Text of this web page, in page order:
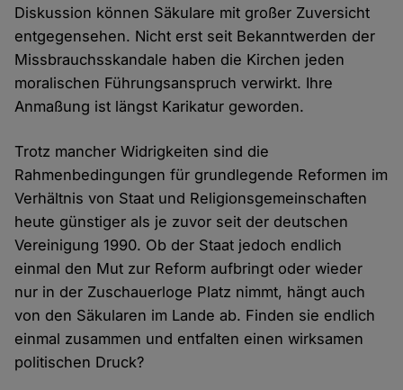
Diskussion können Säkulare mit großer Zuversicht
entgegensehen. Nicht erst seit Bekanntwerden der
Missbrauchsskandale haben die Kirchen jeden
moralischen Führungsanspruch verwirkt. Ihre
Anmaßung ist längst Karikatur geworden.
Trotz mancher Widrigkeiten sind die
Rahmenbedingungen für grundlegende Reformen im
Verhältnis von Staat und Religionsgemeinschaften
heute günstiger als je zuvor seit der deutschen
Vereinigung 1990. Ob der Staat jedoch endlich
einmal den Mut zur Reform aufbringt oder wieder
nur in der Zuschauerloge Platz nimmt, hängt auch
von den Säkularen im Lande ab. Finden sie endlich
einmal zusammen und entfalten einen wirksamen
politischen Druck?